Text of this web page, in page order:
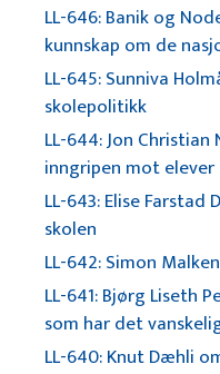
LL-646: Banik og
kunnskap om de
LL-645: Sunniva
skolepolitikk
LL-644: Jon
inngripen mot elever
LL-643: Elise
skolen
LL-642: Simon
LL-641: Bjørg Liseth
som har det
LL-640: Knut Dæhli